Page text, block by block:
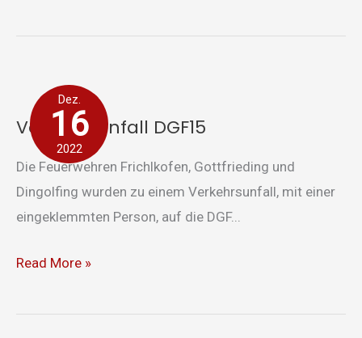
Dez.
16
2022
Verkehrsunfall DGF15
Die Feuerwehren Frichlkofen, Gottfrieding und
Dingolfing wurden zu einem Verkehrsunfall, mit einer
eingeklemmten Person, auf die DGF...
Verkehrsunfall
DGF15
Read More »